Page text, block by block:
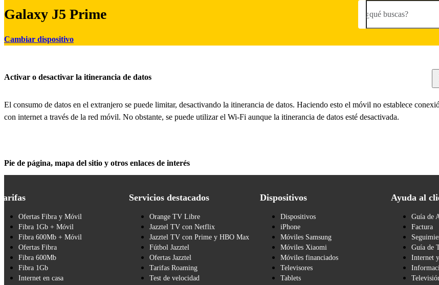
Galaxy J5 Prime
Cambiar dispositivo
¿qué buscas?
Activar o desactivar la itinerancia de datos
El consumo de datos en el extranjero se puede limitar, desactivando la itinerancia de datos. Haciendo esto el móvil no establece
con internet a través de la red móvil. No obstante, se puede utilizar el Wi-Fi aunque la itinerancia de datos esté desactivada.
Pie de página, mapa del sitio y otros enlaces de interés
Ofertas Fibra y Móvil
Fibra 1Gb + Móvil
Fibra 600Mb + Móvil
Ofertas Fibra
Fibra 600Mb
Fibra 1Gb
Internet en casa
Servicios destacados
Orange TV Libre
Jazztel TV con Netflix
Jazztel TV con Prime y HBO Max
Fútbol Jazztel
Ofertas Jazztel
Tarifas Roaming
Test de velocidad
Dispositivos
Dispositivos
iPhone
Móviles Samsung
Móviles Xiaomi
Móviles financiados
Televisores
Tablets
Ayuda al
Guía de
Factura
Guía de
Internet